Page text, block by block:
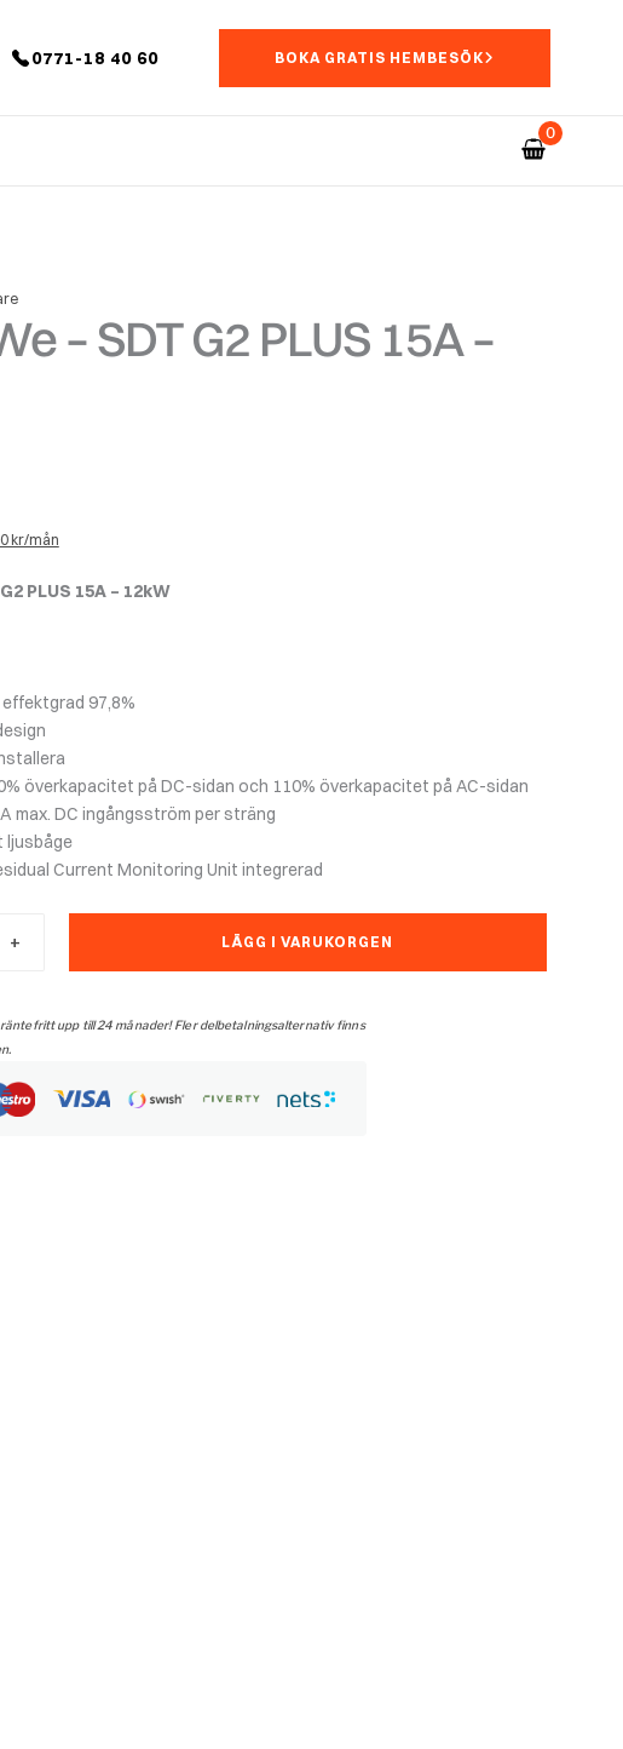
0771-18 40 60 BOKA GRATIS HEMBESÖK
– SDT G2 PLUS 15A –
kr/mån
PLUS 15A – 12kW
97,8%
överkapacitet på DC-sidan och 110% överkapacitet på AC-sidan
max. DC ingångsström per sträng
ljusbåge
Current Monitoring Unit integrerad
+ LÄGG I VARUKORGEN
räntefritt upp till 24 månader! Fler delbetalningsalternativ finns